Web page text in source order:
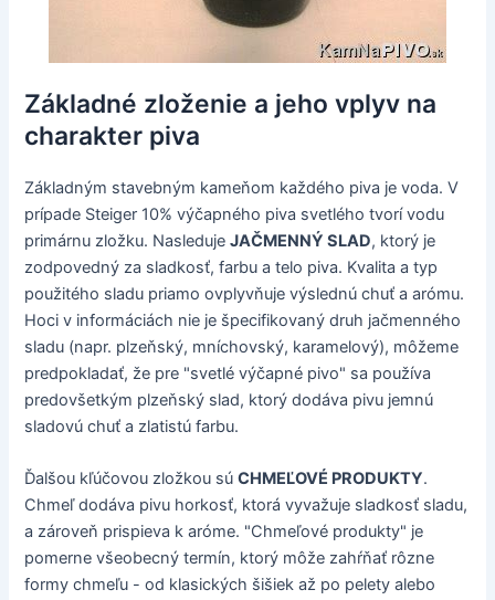
Základné zloženie a jeho vplyv na
charakter piva
Základným stavebným kameňom každého piva je voda. V
prípade Steiger 10% výčapného piva svetlého tvorí vodu
primárnu zložku. NasledujeJAČMENNÝ SLAD, ktorý je
zodpovedný za sladkosť, farbu a telo piva. Kvalita a typ
použitého sladu priamo ovplyvňuje výslednú chuť a arómu.
Hoci v informáciách nie je špecifikovaný druh jačmenného
sladu (napr. plzeňský, mníchovský, karamelový), môžeme
predpokladať, že pre "svetlé výčapné pivo" sa používa
predovšetkým plzeňský slad, ktorý dodáva pivu jemnú
sladovú chuť a zlatistú farbu.
Ďalšou kľúčovou zložkou súCHMEĽOVÉ PRODUKTY.
Chmeľ dodáva pivu horkosť, ktorá vyvažuje sladkosť sladu,
a zároveň prispieva k aróme. "Chmeľové produkty" je
pomerne všeobecný termín, ktorý môže zahŕňať rôzne
formy chmeľu - od klasických šišiek až po pelety alebo